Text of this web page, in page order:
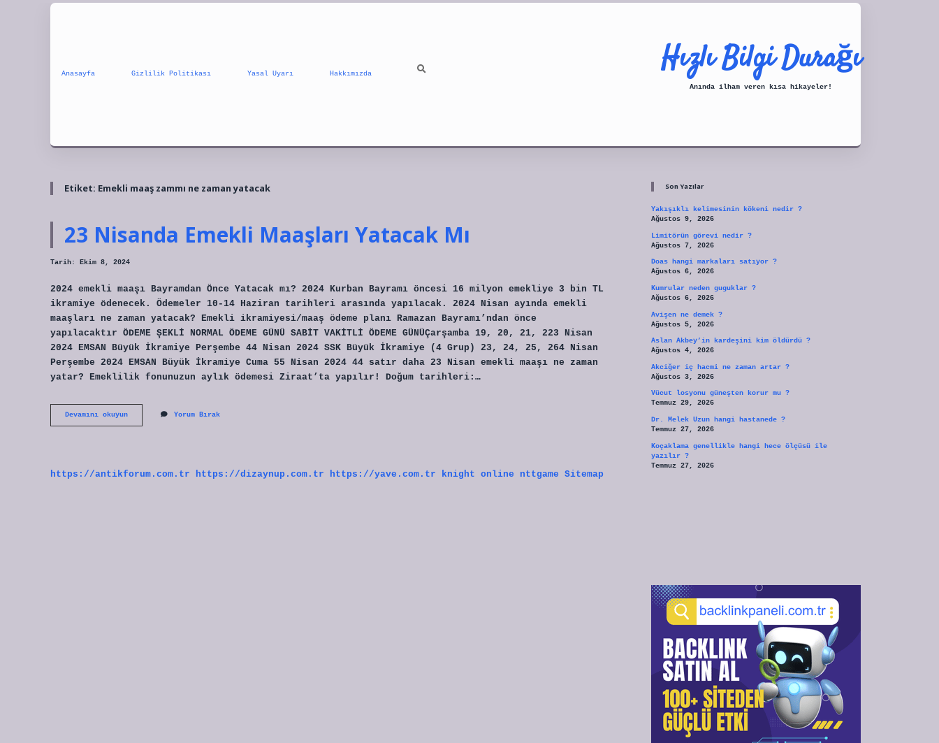
Anasayfa Gizlilik Politikası Yasal Uyarı Hakkımızda Hızlı Bilgi Durağı
Anında ilham veren kısa hikayeler!
Etiket: Emekli maaş zammı ne zaman yatacak
23 Nisanda Emekli Maaşları Yatacak Mı
Tarih: Ekim 8, 2024
2024 emekli maaşı Bayramdan Önce Yatacak mı? 2024 Kurban Bayramı öncesi 16 milyon emekliye 3 bin TL
ikramiye ödenecek. Ödemeler 10-14 Haziran tarihleri ​​arasında yapılacak. 2024 Nisan ayında emekli
maaşları ne zaman yatacak? Emekli ikramiyesi/maaş ödeme planı Ramazan Bayramı’ndan önce
yapılacaktır ÖDEME ŞEKLİ NORMAL ÖDEME GÜNÜ SABİT VAKİTLİ ÖDEME GÜNÜÇarşamba 19, 20, 21, 223 Nisan
2024 EMSAN Büyük İkramiye Perşembe 44 Nisan 2024 SSK Büyük İkramiye (4 Grup) 23, 24, 25, 264 Nisan
Perşembe 2024 EMSAN Büyük İkramiye Cuma 55 Nisan 2024 44 satır daha 23 Nisan emekli maaşı ne zaman
yatar? Emeklilik fonunuzun aylık ödemesi Ziraat’ta yapılır! Doğum tarihleri:…
Devamını okuyun23
Nisanda
Yorum Bırak
https://antikforum.com.tr https://dizaynup.com.tr https://yave.com.tr knight online nttgame Sitemap
Son Yazılar
Yakışıklı kelimesinin kökeni nedir ?
Ağustos 9, 2026
Limitörün görevi nedir ?
Ağustos 7, 2026
Doas hangi markaları satıyor ?
Ağustos 6, 2026
Kumrular neden guguklar ?
Ağustos 6, 2026
Avişen ne demek ?
Ağustos 5, 2026
Aslan Akbey’in kardeşini kim öldürdü ?
Ağustos 4, 2026
Akciğer iç hacmi ne zaman artar ?
Ağustos 3, 2026
Vücut losyonu güneşten korur mu ?
Temmuz 29, 2026
Dr. Melek Uzun hangi hastanede ?
Temmuz 27, 2026
Koçaklama genellikle hangi hece ölçüsü ile
yazılır ?
Temmuz 27, 2026